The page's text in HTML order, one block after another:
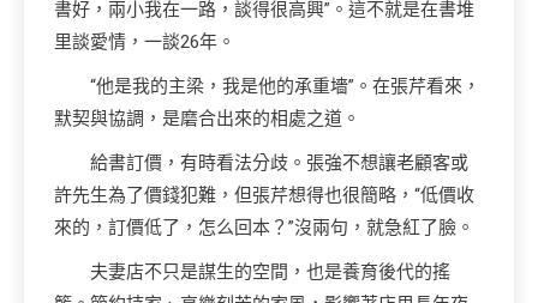
書好，兩小我在一路，談得很高興”。這不就是在書堆
里談愛情，一談26年。
“他是我的主梁，我是他的承重墻”。在張芹看來，
默契與協調，是磨合出來的相處之道。
給書訂價，有時看法分歧。張強不想讓老顧客或
許先生為了價錢犯難，但張芹想得也很簡略，“低價收
來的，訂價低了，怎么回本？”沒兩句，就急紅了臉。
夫妻店不只是謀生的空間，也是養育後代的搖